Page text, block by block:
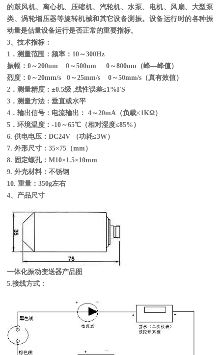
的鼓风机、离心机、压缩机、汽轮机、水泵、 电机、风扇、大型泵
类、涡轮增压器等旋转机械和其它设备测振。设备运行时的各种振
动量是估量设备运行是否正常的重要指标。
3、技术指标：
1 ．测量范围：频率：10～300Hz
振幅：0～200um 0～500um 0～800um（峰—峰值）
烈度：0～20mm/s 0～25mm/s 0～50mm/s（真有效值）
2 ．测量精度：±0.5级 ,线性误差≤1%FS
3．测量方法：垂直或水平
4．输出信号：电流输出： 4～20mA（负载≤1KΩ）
5．环境温度：-10～65℃ （相对湿度≤85%）
6. 供电电压：DC24V （功耗≤3W）
7. 外形尺寸：35×75（mm）
8. 固定螺孔：M10×1.5×10mm
9.外壳材料：不锈钢
10.重量：350g左右
4、产品尺寸
一体化振动变送器产品图
5.接线方式：